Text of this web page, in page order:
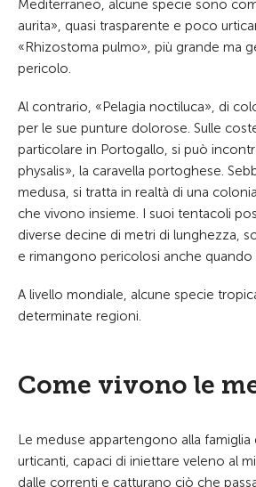
Mediterraneo, alcune specie sono
aurita», quasi trasparente e poco
«Rhizostoma pulmo», più grande ma
pericolo.
Al contrario, «Pelagia noctiluca», di
per le sue punture dolorose. Sulle
particolare in Portogallo, si può
physalis», la caravella portoghese.
medusa, si tratta in realtà di una
che vivono insieme. I suoi tentacoli
diverse decine di metri di lunghezza,
e rimangono pericolosi anche quando
A livello mondiale, alcune specie
determinate regioni.
Come vivono le
Le meduse appartengono alla
urticanti, capaci di iniettare veleno al
dalle correnti e catturano ciò che